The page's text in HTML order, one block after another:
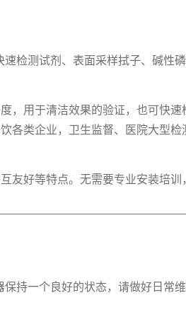
检测试剂、表面采样拭子、碱性
，用于清洁效果的验证，也可快
各类企业，卫生监督、医院大型检
友好等特点。无需要专业安装培训
持一个良好的状态，请做好日常维